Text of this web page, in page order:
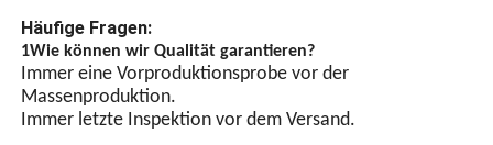
Häufige Fragen:
1Wie können wir Qualität garantieren?
Immer eine Vorproduktionsprobe vor der
Massenproduktion.
Immer letzte Inspektion vor dem Versand.